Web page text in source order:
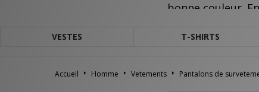
bonne couleur.
VESTES T-SHIRTS
Accueil Homme Vetements Pantalons de